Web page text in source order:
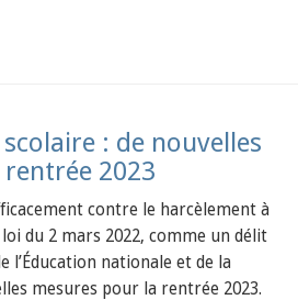
: de nouvelles
2023
contre le harcèlement à
loi du 2 mars 2022, comme un délit
l’Éducation nationale et de la
mesures pour la rentrée 2023.